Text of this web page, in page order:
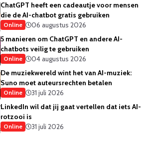
ChatGPT heeft een cadeautje voor mensen
die de AI-chatbot gratis gebruiken
Online
06 augustus 2026
5 manieren om ChatGPT en andere AI-
chatbots veilig te gebruiken
Online
04 augustus 2026
De muziekwereld wint het van AI-muziek:
Suno moet auteursrechten betalen
Online
31 juli 2026
LinkedIn wil dat jij gaat vertellen dat iets AI-
rotzooi is
Online 31 juli 2026